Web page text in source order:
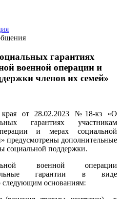
гарантиях
военной операции и
членов их семей»
края от 28.02.2023 №18-кз «О
гарантиях участникам
и мерах социальной
предусмотрены дополнительные
социальной поддержки.
военной операции
гарантии в виде
основаниям: